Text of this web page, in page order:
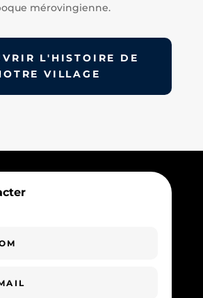
mérovingienne.
L'HISTOIRE DE
VILLAGE